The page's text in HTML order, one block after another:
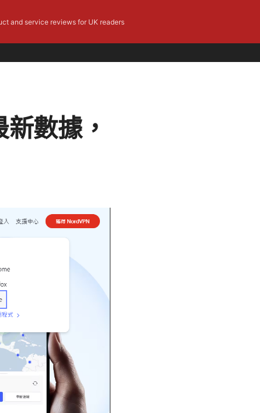
and service reviews for UK readers
數據，